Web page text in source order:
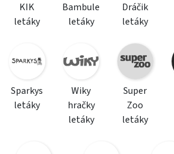
KIK
letáky
Bambule
letáky
Dráčik
letáky
Sparkys
letáky
Wiky
hračky
letáky
Super
Zoo
letáky